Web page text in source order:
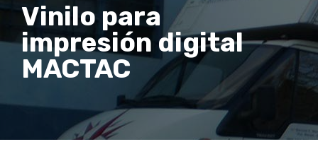
Vinilo para
impresión digital
MACTAC